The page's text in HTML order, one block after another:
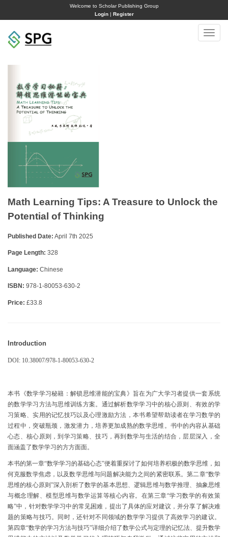
Welcome to Scholar Publishing Group
Login| Register
Toggle
Math Learning Tips: A Treasure to Unlock the
Potential of Thinking
Published Date: April 7th 2025
Page Length: 328
Language: Chinese
ISBN: 978-1-80053-630-2
Price: £33.8
Introduction
DOI: 10.38007/978-1-80053-630-2
本书《数学学习秘籍：解锁思维潜能的宝典》旨在为广大学习者提供一套系统
的数学学习方法与思维训练方案。通过解析数学学习中的核心原则、有效的学
习策略、实用的记忆技巧以及心理激励方法，本书希望帮助读者在学习数学的
过程中，突破瓶颈，激发潜力，培养更加成熟的数学思维。书中的内容从基础
心态、核心原则，到学习策略、技巧，再到数学与生活的结合，层层深入，全
面涵盖了数学学习的方方面面。
本书的第一章“数学学习的基础心态”便着重探讨了如何培养积极的数学思维，如
何克服数学焦虑，以及数学思维与问题解决能力之间的紧密联系。第二章“数学
思维的核心原则”深入剖析了数学的基本思想、逻辑思维与数学推理、抽象思维
与概念理解、模型思维与数学运算等核心内容。在第三章“学习数学的有效策
略”中，针对数学学习中的常见困难，提出了具体的应对建议，并分享了解决难
题的策略与技巧。同时，还针对不同领域的数学学习提供了高效学习的建议。
第四章“数学的学习方法与技巧”详细介绍了数学公式与定理的记忆法、提升数学